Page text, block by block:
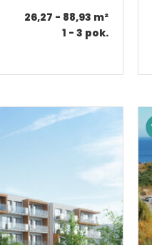
26,27 - 88,93 m²
1 - 3 pok.